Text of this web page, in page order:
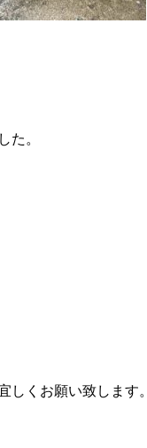
た。
しくお願い致します。